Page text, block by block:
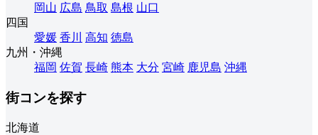
岡山 広島 鳥取 島根 山口
四国
愛媛 香川 高知 徳島
九州・沖縄
福岡 佐賀 長崎 熊本 大分 宮崎 鹿児島 沖縄
街コンを探す
北海道